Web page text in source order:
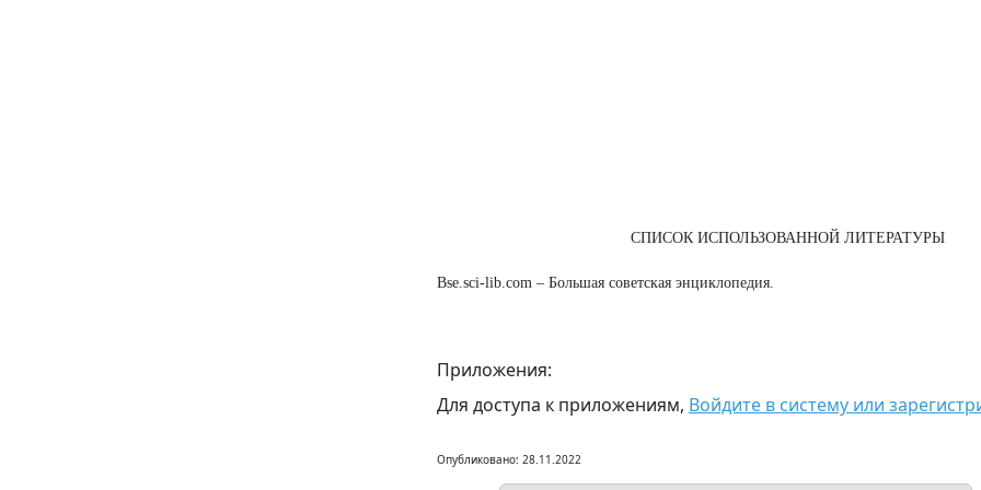
СПИСОК ИСПОЛЬЗОВАННОЙ ЛИТЕРАТУРЫ
Bse.sci-lib.com – Большая советская энциклопедия.
Приложения:
Для доступа к приложениям, Войдите в систему или
Опубликовано: 28.11.2022